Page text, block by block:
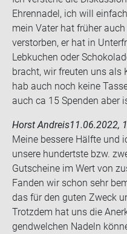
Eh­ren­na­del, ich will
mein Vater hat frü­her
ver­stor­ben, er hat in
Leb­ku­chen oder
bracht, wir freu­ten uns als
hab auch noch keine
auch ca 15 Spen­den aber
Horst Andreis11.06.2022,
Meine bes­se­re Hälf­te und
un­se­re hun­derts­te bzw.
Gut­schei­ne im Wert von
Fan­den wir schon sehr
das für den guten Zweck
Trotz­dem hat uns die
gend­wel­chen Na­deln